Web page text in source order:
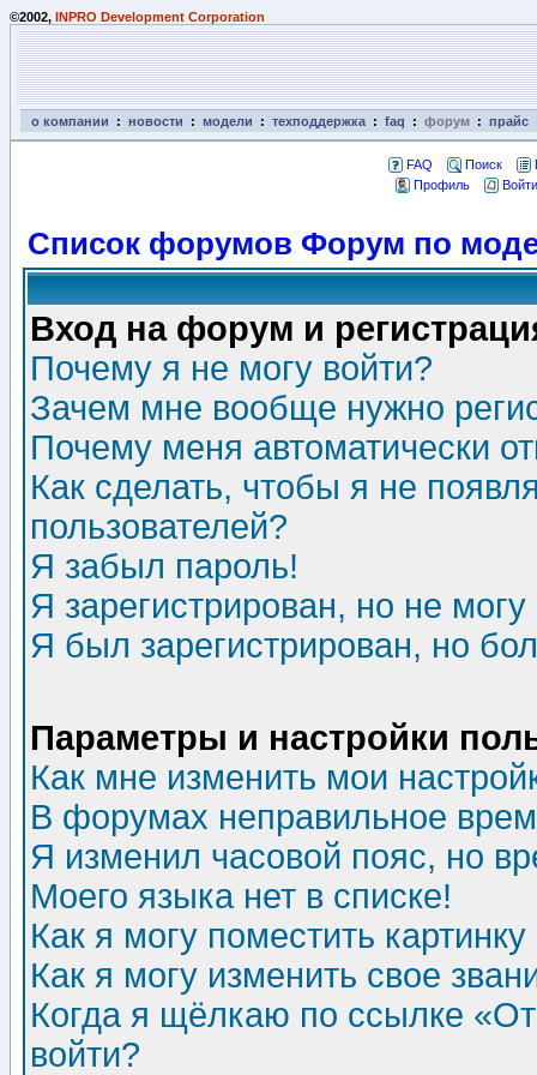
©2002, INPRO Development Corporation
о компании : новости : модели : техподдержка : faq : форум : прайс
FAQ Поиск
Профиль
Список форумов Форум по
Вход на форум и
Почему я не могу войти?
Зачем мне вообще нужно
Почему меня автоматически
Как сделать, чтобы я не
пользователей?
Я забыл пароль!
Я зарегистрирован, но не могу
Я был зарегистрирован, но
Параметры и настройки
Как мне изменить мои
В форумах неправильное
Я изменил часовой пояс, но
Моего языка нет в списке!
Как я могу поместить
Как я могу изменить свое
Когда я щёлкаю по ссылке
войти?